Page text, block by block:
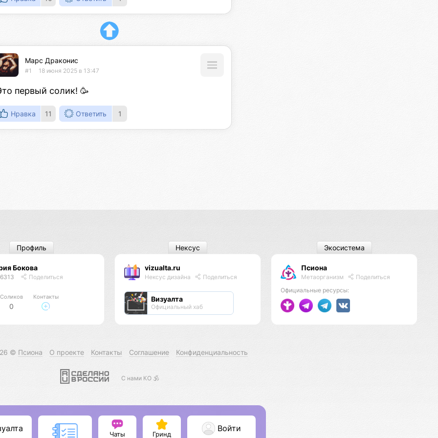
Марс Драконис
#1 18 июня 2025 в 13:47
первый солик! 🥳
Нравка 11 Ответить 1
Бокова
Поделиться
Соликов
0
Контакты
Профиль
vizualta.ru
Нексус дизайна Поделиться
Визуалта
Официальный хаб
Нексус
Псиона
Метаорганизм
Поделиться
Официальные ресурсы:
Экосистема
© Псиона О проекте Контакты Соглашение Конфиденциальность
С нами КО 🕉️
Чаты Гринд
Войти